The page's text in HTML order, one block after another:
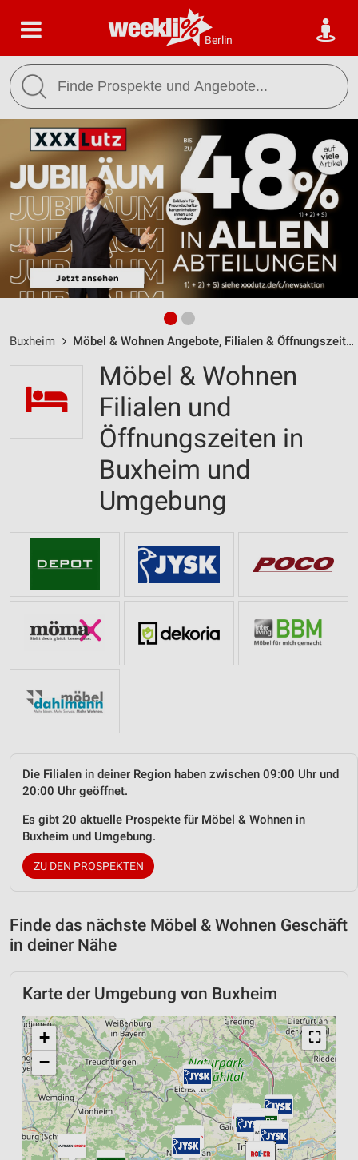
Berlin
Buxheim Möbel & Wohnen Angebote, Filialen & Öffnungszeiten
Möbel & Wohnen
Filialen und
Öffnungszeiten in
Buxheim und
Umgebung
Die Filialen in deiner Region haben zwischen 09:00 Uhr und
20:00 Uhr geöffnet.
Es gibt 20 aktuelle Prospekte für Möbel & Wohnen in
Buxheim und Umgebung.
ZU DEN PROSPEKTEN
Finde das nächste Möbel & Wohnen Geschäft
in deiner Nähe
Karte der Umgebung von Buxheim
⛶
+
−